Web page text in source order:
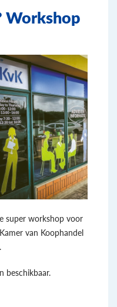
Workshop
super workshop voor
van Koophandel
beschikbaar.